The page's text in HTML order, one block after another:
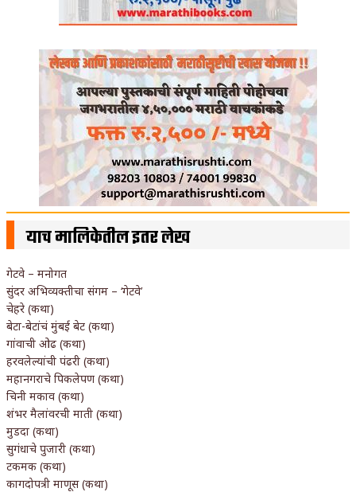
याच मालिकेतील इतर लेख
गेटवे – मनोगत
सुंदर अभिव्यक्तीचा संगम – ‘गेटवे’
चेहरे (कथा)
बेटा-बेटांचं मुंबई बेट (कथा)
गांवाची ओढ (कथा)
हरवलेल्यांची पंढरी (कथा)
महानगराचे पिकलेपण (कथा)
चिनी मकाव (कथा)
शंभर मैलांवरची माती (कथा)
मुडदा (कथा)
सुगंधाचे पुजारी (कथा)
टकमक (कथा)
कागदोपत्री माणूस (कथा)